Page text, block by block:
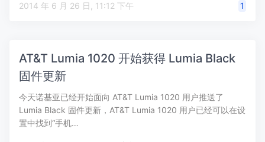
2014 年 6 月 26 日, 11:12 下午 1
AT&T Lumia 1020 开始获得 Lumia Black
固件更新
今天诺基亚已经开始面向 AT&T Lumia 1020 用户推送了
Lumia Black 固件更新，AT&T Lumia 1020 用户已经可以在设
置中找到“手机…